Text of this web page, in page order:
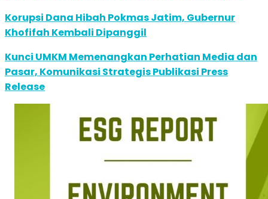
Korupsi Dana Hibah Pokmas Jatim, Gubernur
Khofifah Kembali Dipanggil
Kunci UMKM Memenangkan Perhatian Media dan
Pasar, Komunikasi Strategis Publikasi Press
Release